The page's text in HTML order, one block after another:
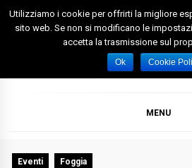
Skip
Spazio
Foggia News Calcio Eventi e
MENU
Eventi Foggia
Utilizziamo i cookie per offrirti la migliore
sito web. Se non si modificano le
accetta la trasmissione sul
Ok Cookie